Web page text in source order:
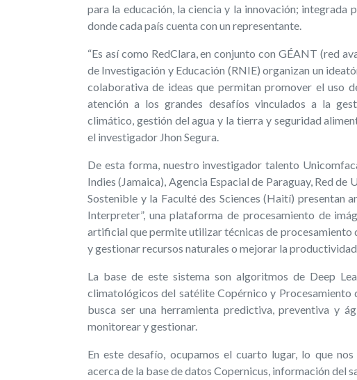
para la educación, la ciencia y la innovación; integrada
donde cada país cuenta con un representante.
“Es así como RedClara, en conjunto con GÉANT (red
de Investigación y Educación (RNIE) organizan un
colaborativa de ideas que permitan promover el uso
atención a los grandes desafíos vinculados a la
climático, gestión del agua y la tierra y seguridad
el investigador Jhon Segura.
De esta forma, nuestro investigador talento
Indies (Jamaica), Agencia Espacial de Paraguay, Red
Sostenible y la Faculté des Sciences (Haití) presentan
Interpreter”, una plataforma de procesamiento de
artificial que permite utilizar técnicas de
y gestionar recursos naturales o mejorar la
La base de este sistema son algoritmos de Deep
climatológicos del satélite Copérnico y Procesamiento
busca ser una herramienta predictiva, preventiva y
monitorear y gestionar.
En este desafío, ocupamos el cuarto lugar, lo que
acerca de la base de datos Copernicus, información del